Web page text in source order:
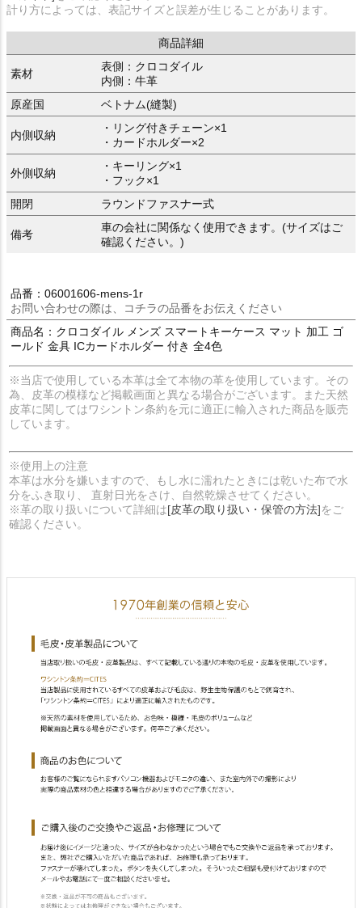
計り方によっては、表記サイズと誤差が生じることがあります。
商品詳細
素材
表側：クロコダイル
内側：牛革
原産国
ベトナム(縫製)
内側収納
・リング付きチェーン×1
・カードホルダー×2
外側収納
・キーリング×1
・フック×1
開閉
ラウンドファスナー式
備考
車の会社に関係なく使用できます。(サイズはご
確認ください。)
品番：06001606-mens-1r
お問い合わせの際は、コチラの品番をお伝えください
商品名：クロコダイル メンズ スマートキーケース マット 加工 ゴ
ールド 金具 ICカードホルダー 付き 全4色
※当店で使用している本革は全て本物の革を使用しています。その
為、皮革の模様など掲載画面と異なる場合がございます。また天然
皮革に関してはワシントン条約を元に適正に輸入された商品を販売
しています。
※使用上の注意
本革は水分を嫌いますので、もし水に濡れたときには乾いた布で水
分をふき取り、 直射日光をさけ、自然乾燥させてください。
※革の取り扱いについて詳細は[皮革の取り扱い・保管の方法]をご
確認ください。